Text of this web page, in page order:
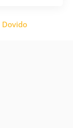
Dovido